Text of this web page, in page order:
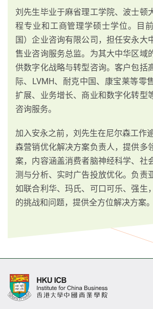
刘先生毕业于麻省理工学院、波士顿
程专业和工商管理学硕士学位。目
国）企业咨询有限公司，担任安永大
售业咨询服务总监。为其大中华区域
供数字化战略与转型咨询。客户包括
际、LVMH、耐克中国、康宝莱等零
扩展、业务增长、商业和数字化转型
咨询服务。
加入安永之前，刘先生在尼尔森工作
森营销优化解决方案负责人，提供多
案，内容涵盖消费者脑神经科学、社
测与分析、实时广告投放优化。负责
如联合利华、玛氏、可口可乐、强生
的挑战和问题，提供全方位解决方案。